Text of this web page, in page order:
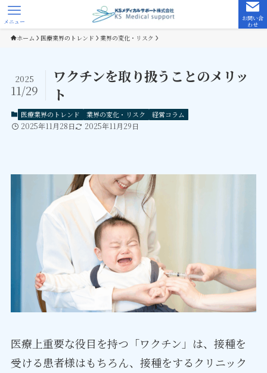
お問い合
わせ
メニュー
ホーム 医療業界のトレンド 業界の変化・リスク
ワクチンを取り扱うことのメリッ
ト
2025
11/29
医療業界のトレンド 業界の変化・リスク 経営コラム
2025年11月28日 2025年11月29日
医療上重要な役目を持つ「ワクチン」は、接種を
受ける患者様はもちろん、接種をするクリニック